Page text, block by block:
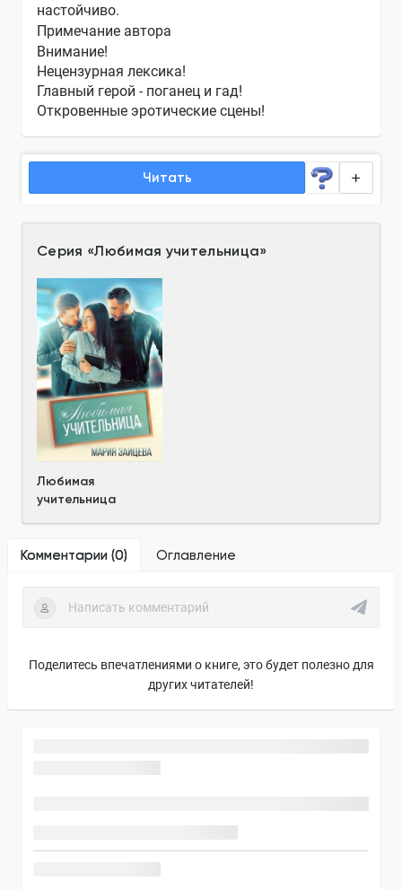
настойчиво.
Примечание автора
Внимание!
Нецензурная лексика!
Главный герой - поганец и гад!
Откровенные эротические сцены!
Читать
Серия «Любимая учительница»
Любимая
учительница
Комментарии (0) Оглавление
Поделитесь впечатлениями о книге, это будет полезно для
других читателей!